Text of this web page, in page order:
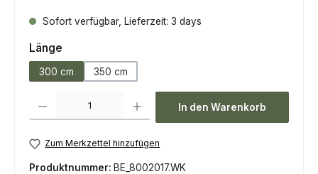
Sofort verfügbar, Lieferzeit: 3 days
Länge
300 cm 350 cm
In den Warenkorb
Zum Merkzettel hinzufügen
Produktnummer: BE_8002017.WK